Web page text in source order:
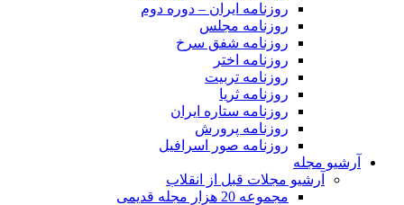
روزنامه ایران – دوره دوم
روزنامه مجلس
روزنامه شفق سرخ
روزنامه اختر
روزنامه تربیت
روزنامه ثریا
روزنامه ستاره ایران
روزنامه پرورش
روزنامه صور اسرافیل
آرشیو مجله
آرشیو مجلات قبل از انقلاب
مجموعه 20 هزار مجله قدیمی